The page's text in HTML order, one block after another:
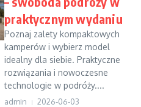
praktycznym wydaniu
Poznaj zalety kompaktowych
kamperów i wybierz model
idealny dla siebie. Praktyczne
rozwiązania i nowoczesne
technologie w podróży....
admin 2026-06-03